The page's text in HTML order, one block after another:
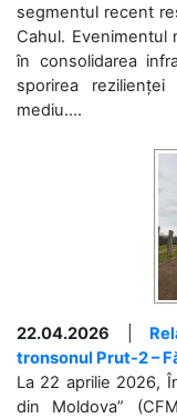
segmentul recent
Cahul. Evenimentul
în consolidarea
sporirea
mediu....
22.04.2026
tronsonul Prut-2 –
La 22 aprilie 2026,
din Moldova”